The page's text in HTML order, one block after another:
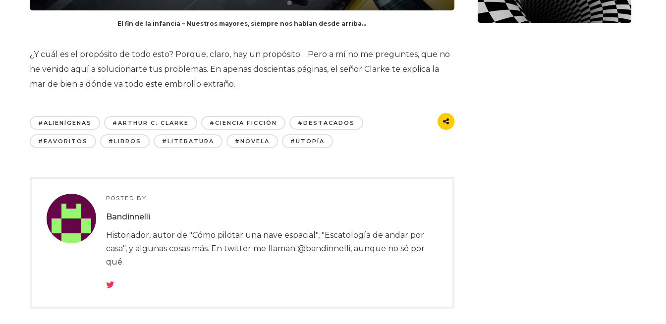
El fin de la infancia – Nuestros mayores, siempre nos hablan desde arriba…
¿Y cuál es el propósito de todo esto? Porque, claro, hay un propósito… Pero a mí no me preguntes, que no
he venido aquí a solucionarte tus problemas. En apenas doscientas páginas, el señor Clarke te explica la
mar de bien a dónde va todo este embrollo extraño.
#ALIENÍGENAS #ARTHUR C. CLARKE #CIENCIA FICCIÓN #DESTACADOS
#FAVORITOS #LIBROS #LITERATURA #NOVELA #UTOPÍA
POSTED BY
Bandinnelli
Historiador, autor de "Cómo pilotar una nave espacial", "Escatología de andar por
casa", y algunas cosas más. En twitter me llaman @bandinnelli, aunque no sé por
qué.